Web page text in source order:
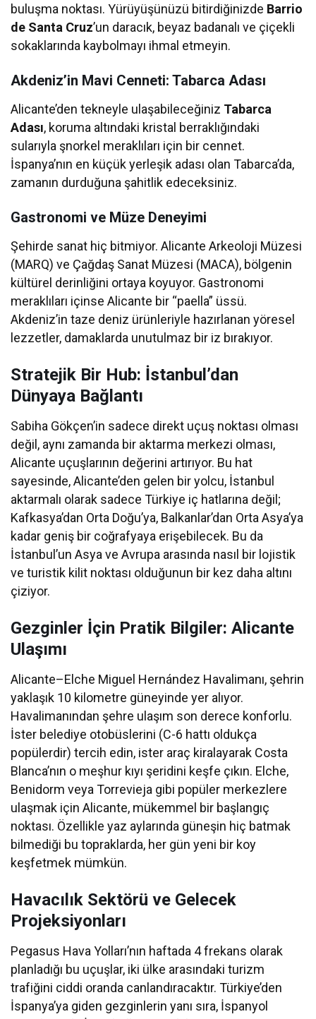
buluşma noktası. Yürüyüşünüzü bitirdiğinizde Barrio
de Santa Cruz’un daracık, beyaz badanalı ve çiçekli
sokaklarında kaybolmayı ihmal etmeyin.
Akdeniz’in Mavi Cenneti: Tabarca Adası
Alicante’den tekneyle ulaşabileceğiniz Tabarca
Adası, koruma altındaki kristal berraklığındaki
sularıyla şnorkel meraklıları için bir cennet.
İspanya’nın en küçük yerleşik adası olan Tabarca’da,
zamanın durduğuna şahitlik edeceksiniz.
Gastronomi ve Müze Deneyimi
Şehirde sanat hiç bitmiyor. Alicante Arkeoloji Müzesi
(MARQ) ve Çağdaş Sanat Müzesi (MACA), bölgenin
kültürel derinliğini ortaya koyuyor. Gastronomi
meraklıları içinse Alicante bir “paella” üssü.
Akdeniz’in taze deniz ürünleriyle hazırlanan yöresel
lezzetler, damaklarda unutulmaz bir iz bırakıyor.
Stratejik Bir Hub: İstanbul’dan
Dünyaya Bağlantı
Sabiha Gökçen’in sadece direkt uçuş noktası olması
değil, aynı zamanda bir aktarma merkezi olması,
Alicante uçuşlarının değerini artırıyor. Bu hat
sayesinde, Alicante’den gelen bir yolcu, İstanbul
aktarmalı olarak sadece Türkiye iç hatlarına değil;
Kafkasya’dan Orta Doğu’ya, Balkanlar’dan Orta Asya’ya
kadar geniş bir coğrafyaya erişebilecek. Bu da
İstanbul’un Asya ve Avrupa arasında nasıl bir lojistik
ve turistik kilit noktası olduğunun bir kez daha altını
çiziyor.
Gezginler İçin Pratik Bilgiler: Alicante
Ulaşımı
Alicante–Elche Miguel Hernández Havalimanı, şehrin
yaklaşık 10 kilometre güneyinde yer alıyor.
Havalimanından şehre ulaşım son derece konforlu.
İster belediye otobüslerini (C-6 hattı oldukça
popülerdir) tercih edin, ister araç kiralayarak Costa
Blanca’nın o meşhur kıyı şeridini keşfe çıkın. Elche,
Benidorm veya Torrevieja gibi popüler merkezlere
ulaşmak için Alicante, mükemmel bir başlangıç
noktası. Özellikle yaz aylarında güneşin hiç batmak
bilmediği bu topraklarda, her gün yeni bir koy
keşfetmek mümkün.
Havacılık Sektörü ve Gelecek
Projeksiyonları
Pegasus Hava Yolları’nın haftada 4 frekans olarak
planladığı bu uçuşlar, iki ülke arasındaki turizm
trafiğini ciddi oranda canlandıracaktır. Türkiye’den
İspanya’ya giden gezginlerin yanı sıra, İspanyol